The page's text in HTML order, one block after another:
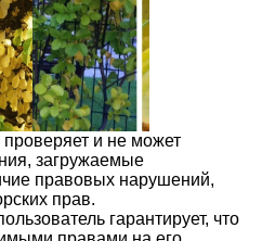
и не может
загружаемые
правовых нарушений,
прав.
гарантирует, что